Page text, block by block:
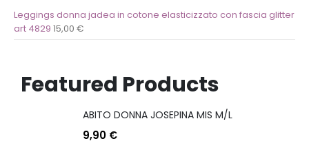
Leggings donna jadea in cotone elasticizzato con fascia glitter
art 4829 15,00 €
Featured Products
ABITO DONNA JOSEPINA MIS M/L
9,90 €